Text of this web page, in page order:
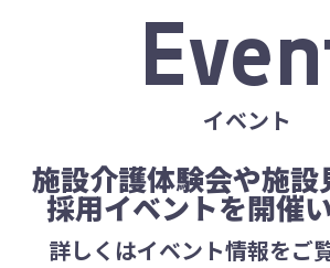
イベント
施設介護体験会や施設
採用イベントを開催
詳しくはイベント情報をご